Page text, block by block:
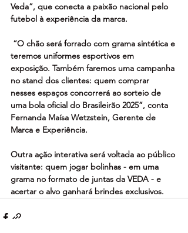
Veda”, que conecta a paixão nacional pelo
futebol à experiência da marca.
teremos uniformes esportivos em
exposição. Também faremos uma campanha
no stand dos clientes: quem comprar
nesses espaços concorrerá ao sorteio de
uma bola oficial do Brasileirão 2025”, conta
Fernanda Maísa Wetzstein, Gerente de
Marca e Experiência.
Outra ação interativa será voltada ao público
visitante: quem jogar bolinhas - em uma
grama no formato de juntas da VEDA - e
acertar o alvo ganhará brindes exclusivos.